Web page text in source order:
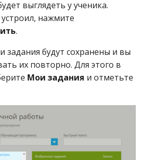
выглядеть у ученика.
устроил, нажмите
.
задания будут сохранены и вы
их повторно. Для этого в
Мои задания и отметьте